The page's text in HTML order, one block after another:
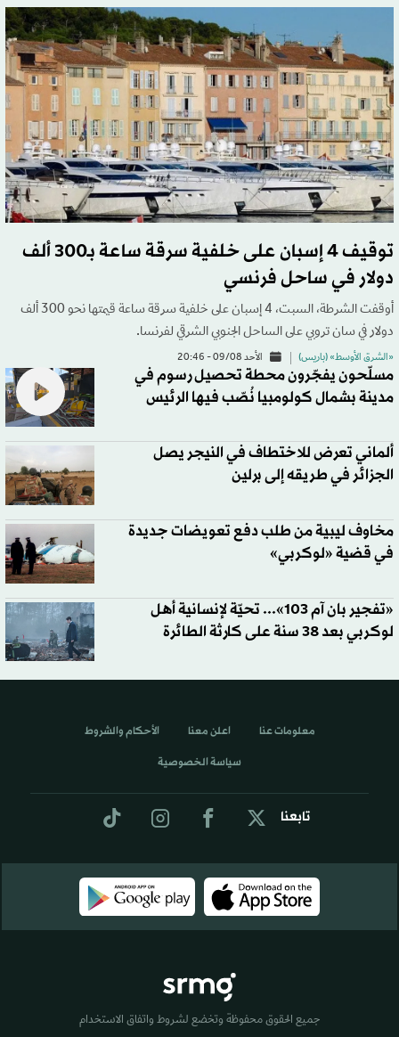
توقيف 4 إسبان على خلفية سرقة ساعة بـ300 ألف
دولار في ساحل فرنسي
أوقفت الشرطة، السبت، 4 إسبان على خلفية سرقة ساعة قيمتها نحو 300 ألف
دولار في سان تروبي على الساحل الجنوبي الشرقي لفرنسا.
«الشرق الأوسط» (باريس) الأحد 09/08 - 20:46
مسلّحون يفجّرون محطة تحصيل رسوم في
مدينة بشمال كولومبيا نُصّب فيها الرئيس
ألماني تعرض للاختطاف في النيجر يصل
الجزائر في طريقه إلى برلين
مخاوف ليبية من طلب دفع تعويضات جديدة
في قضية «لوكربي»
«تفجير بان آم 103»... تحيّة لإنسانية أهل
لوكربي بعد 38 سنة على كارثة الطائرة
تابعنا
معلومات عنا اعلن معنا الأحكام والشروط
سياسة الخصوصية
جميع الحقوق محفوظة وتخضع لشروط واتفاق الاستخدام